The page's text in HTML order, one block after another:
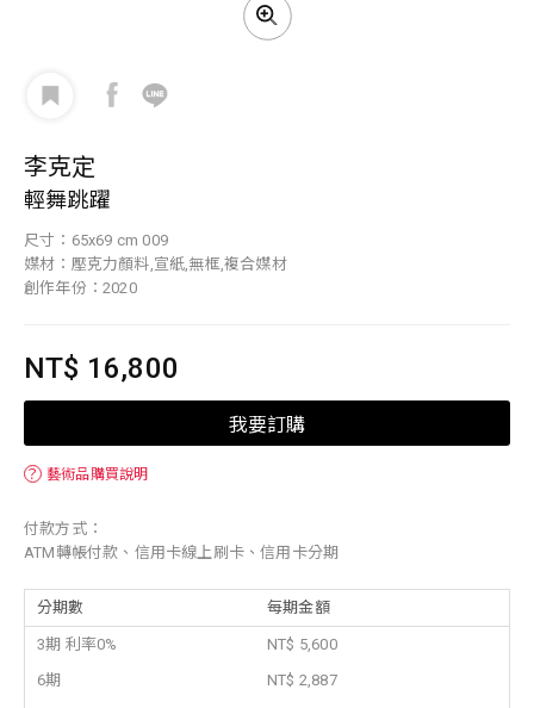
李克定
輕舞跳躍
尺寸：65x69 cm 009
媒材：壓克力顏料,宣紙,無框,複合媒材
創作年份：2020
NT$ 16,800
我要訂購
？ 藝術品購買說明
付款方式：
ATM轉帳付款、信用卡線上刷卡、信用卡分期
分期數 每期金額
3期 利率0%
NT$ 5,600
6期
NT$ 2,887